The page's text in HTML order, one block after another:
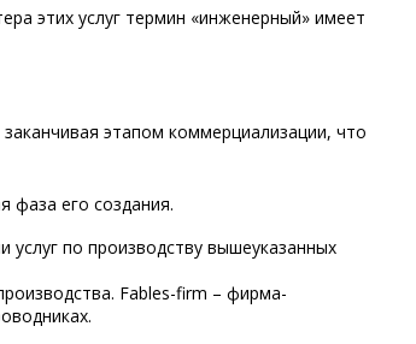
этих услуг термин «инженерный» имеет
этапом коммерциализации, что
фаза его создания.
по производству вышеуказанных
Fables-firm – фирма-